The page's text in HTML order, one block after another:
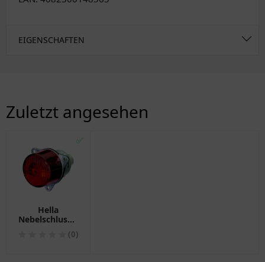
EIGENSCHAFTEN
Zuletzt angesehen
✅
Hella
Nebelschlussleuchte
für Motorrad(0)